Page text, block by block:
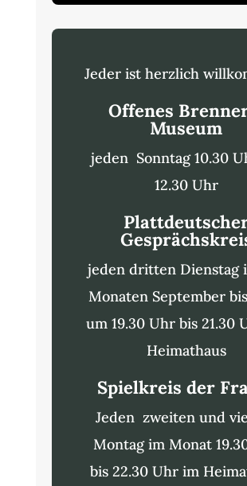
Jeder ist herzlich
Offenes
Museum
jeden Sonntag 10.30
12.30 Uhr
jeden dritten Dienstag
Monaten September
um 19.30 Uhr bis 21.30
Heimathaus
Spielkreis der
Jeden zweiten und
Montag im Monat
bis 22.30 Uhr im